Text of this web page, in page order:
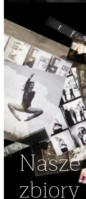
Nasze
zbiory